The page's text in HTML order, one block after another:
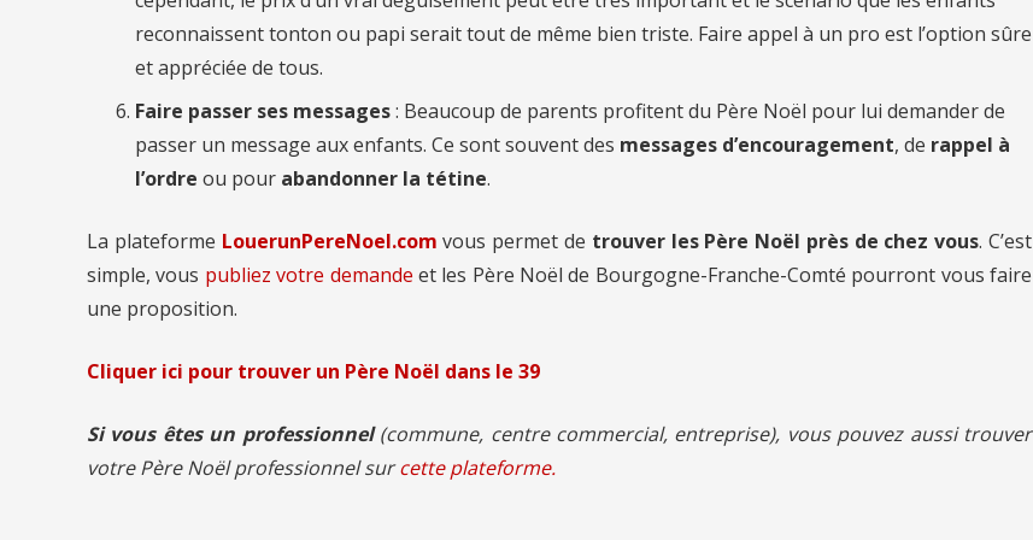
reconnaissent tonton ou papi serait tout de même bien triste. Faire appel à un pro est l’option sûre
et appréciée de tous.
Faire passer ses messages: Beaucoup de parents profitent du Père Noël pour lui demander de
passer un message aux enfants. Ce sont souvent des messages d’encouragement, de rappel à
l’ordre ou pour abandonner la tétine.
La plateforme LouerunPereNoel.com vous permet de trouver les Père Noël près de chez vous. C’est
simple, vous publiez votre demande et les Père Noël de Bourgogne-Franche-Comté pourront vous faire
une proposition.
Cliquer ici pour trouver un Père Noël dans le 39
Si vous êtes un professionnel(commune, centre commercial, entreprise), vous pouvez aussi trouver
votre Père Noël professionnel surcette plateforme.